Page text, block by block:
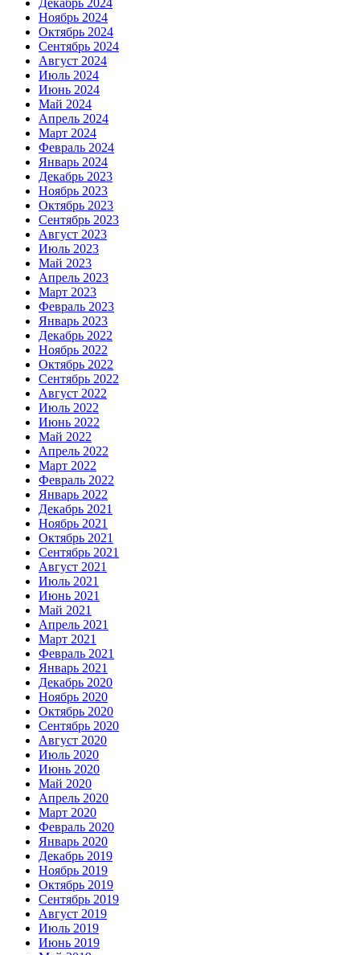
Ноябрь 2024
Октябрь 2024
Сентябрь 2024
Август 2024
Июль 2024
Июнь 2024
Май 2024
Апрель 2024
Март 2024
Февраль 2024
Январь 2024
Декабрь 2023
Ноябрь 2023
Октябрь 2023
Сентябрь 2023
Август 2023
Июль 2023
Май 2023
Апрель 2023
Март 2023
Февраль 2023
Январь 2023
Декабрь 2022
Ноябрь 2022
Октябрь 2022
Сентябрь 2022
Август 2022
Июль 2022
Июнь 2022
Май 2022
Апрель 2022
Март 2022
Февраль 2022
Январь 2022
Декабрь 2021
Ноябрь 2021
Октябрь 2021
Сентябрь 2021
Август 2021
Июль 2021
Июнь 2021
Май 2021
Апрель 2021
Март 2021
Февраль 2021
Январь 2021
Декабрь 2020
Ноябрь 2020
Октябрь 2020
Сентябрь 2020
Август 2020
Июль 2020
Июнь 2020
Май 2020
Апрель 2020
Март 2020
Февраль 2020
Январь 2020
Декабрь 2019
Ноябрь 2019
Октябрь 2019
Сентябрь 2019
Август 2019
Июль 2019
Июнь 2019